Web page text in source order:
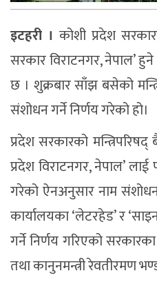
इटहरी । कोशी प्रदेश
सरकार विराटनगर, नेपाल’
छ । शुक्रबार साँझ बसेको
संशोधन गर्ने निर्णय गरेको हो।
प्रदेश सरकारको
प्रदेश विराटनगर, नेपाल’
गरेको ऐनअनुसार नाम
कार्यालयका ‘लेटरहेड’ र
गर्ने निर्णय गरिएको
तथा कानुनमन्त्री रेवतीरमण